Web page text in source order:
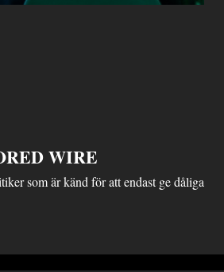
WIRE
som är känd för att endast ge dåliga